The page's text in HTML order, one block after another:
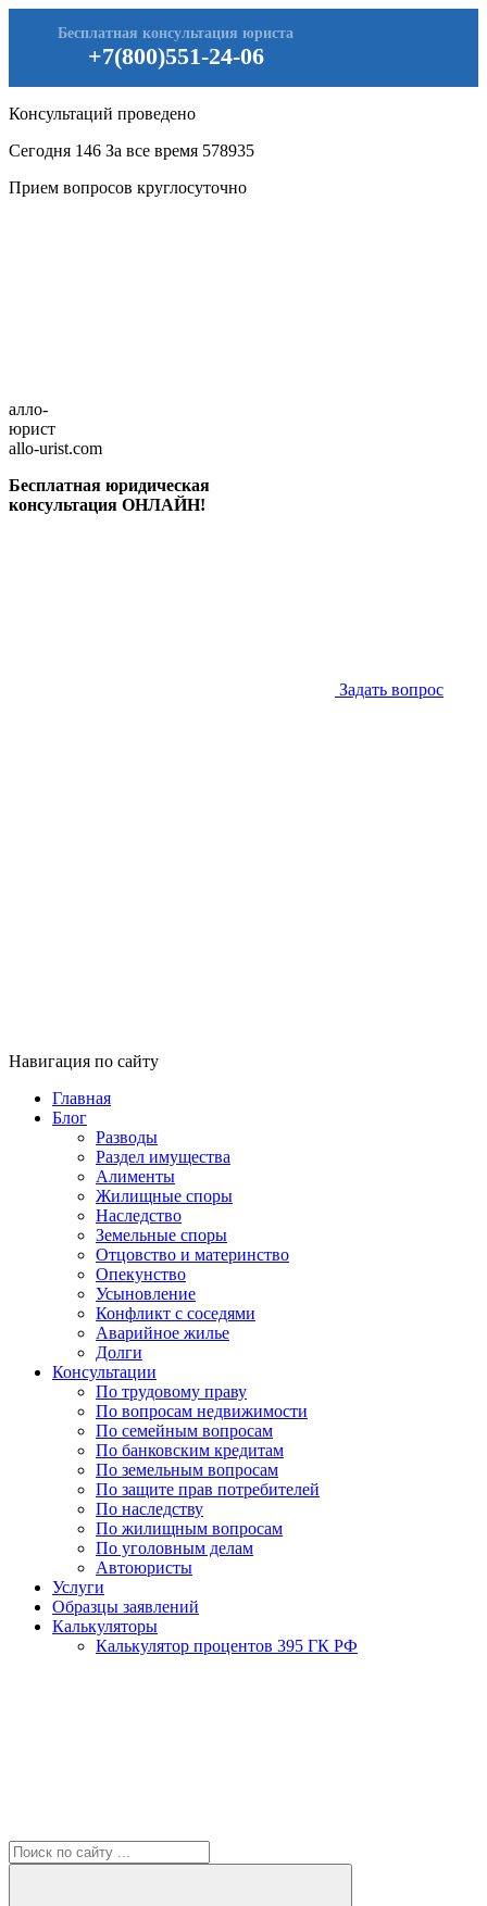
+7(800)551-24-06
Бесплатная консультация юриста
Консультаций проведено
Сегодня 146 За все время 578935
Прием вопросов круглосуточно
алло-
юрист
allo-urist.com
Бесплатная юридическая
консультация ОНЛАЙН!
Задать вопрос
Навигация по сайту
Главная
Блог
Разводы
Раздел имущества
Алименты
Жилищные споры
Наследство
Земельные споры
Отцовство и материнство
Опекунство
Усыновление
Конфликт с соседями
Аварийное жилье
Долги
Консультации
По трудовому праву
По вопросам недвижимости
По семейным вопросам
По банковским кредитам
По земельным вопросам
По защите прав потребителей
По наследству
По жилищным вопросам
По уголовным делам
Автоюристы
Услуги
Образцы заявлений
Калькуляторы
Калькулятор процентов 395 ГК РФ